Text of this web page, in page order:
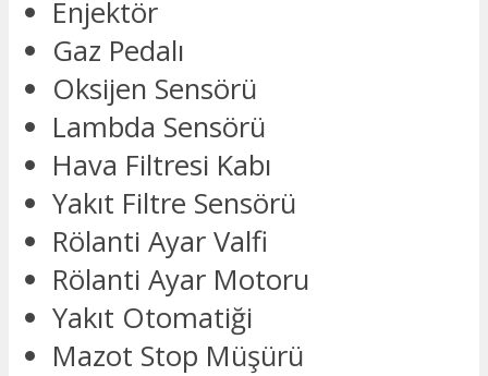
Enjektör
Gaz Pedalı
Oksijen Sensörü
Lambda Sensörü
Hava Filtresi Kabı
Yakıt Filtre Sensörü
Rölanti Ayar Valfi
Rölanti Ayar Motoru
Yakıt Otomatiği
Mazot Stop Müşürü